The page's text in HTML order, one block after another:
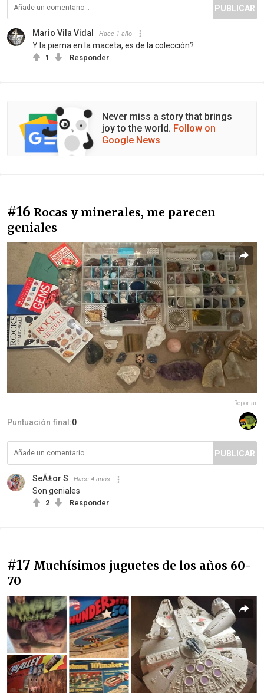
PUBLICAR
Mario Vila Vidal Hace 1 año
Y la pierna en la maceta, es de la colección?
1 Responder
Never miss a story that brings
joy to the world. Follow on
Google News
#16 Rocas y minerales, me parecen
geniales
Reportar
Puntuación final:0
PUBLICAR
SeÃ±or S Hace 4 años
Son geniales
2 Responder
#17 Muchísimos juguetes de los años 60-
70